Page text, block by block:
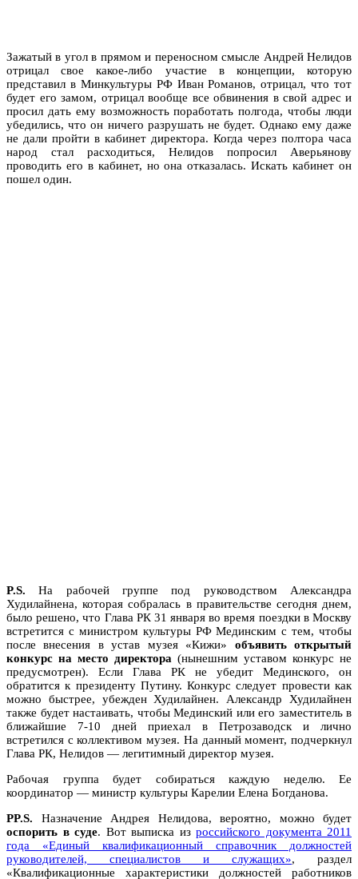
Зажатый в угол в прямом и переносном смысле Андрей Нелидов
отрицал свое какое-либо участие в концепции, которую
представил в Минкультуры РФ Иван Романов, отрицал, что тот
будет его замом, отрицал вообще все обвинения в свой адрес и
просил дать ему возможность поработать полгода, чтобы люди
убедились, что он ничего разрушать не будет. Однако ему даже
не дали пройти в кабинет директора. Когда через полтора часа
народ стал расходиться, Нелидов попросил Аверьянову
проводить его в кабинет, но она отказалась. Искать кабинет он
пошел один.
P.S. На рабочей группе под руководством Александра
Худилайнена, которая собралась в правительстве сегодня днем,
было решено, что Глава РК 31 января во время поездки в Москву
встретится с министром культуры РФ Мединским с тем, чтобы
после внесения в устав музея «Кижи» объявить открытый
конкурс на место директора (нынешним уставом конкурс не
предусмотрен). Если Глава РК не убедит Мединского, он
обратится к президенту Путину. Конкурс следует провести как
можно быстрее, убежден Худилайнен. Александр Худилайнен
также будет настаивать, чтобы Мединский или его заместитель в
ближайшие 7-10 дней приехал в Петрозаводск и лично
встретился с коллективом музея. На данный момент, подчеркнул
Глава РК, Нелидов — легитимный директор музея.
Рабочая группа будет собираться каждую неделю. Ее
координатор — министр культуры Карелии Елена Богданова.
PP.S. Назначение Андрея Нелидова, вероятно, можно будет
оспорить в суде. Вот выписка из российского документа 2011
года «Единый квалификационный справочник должностей
руководителей, специалистов и служащих», раздел
«Квалификационные характеристики должностей работников